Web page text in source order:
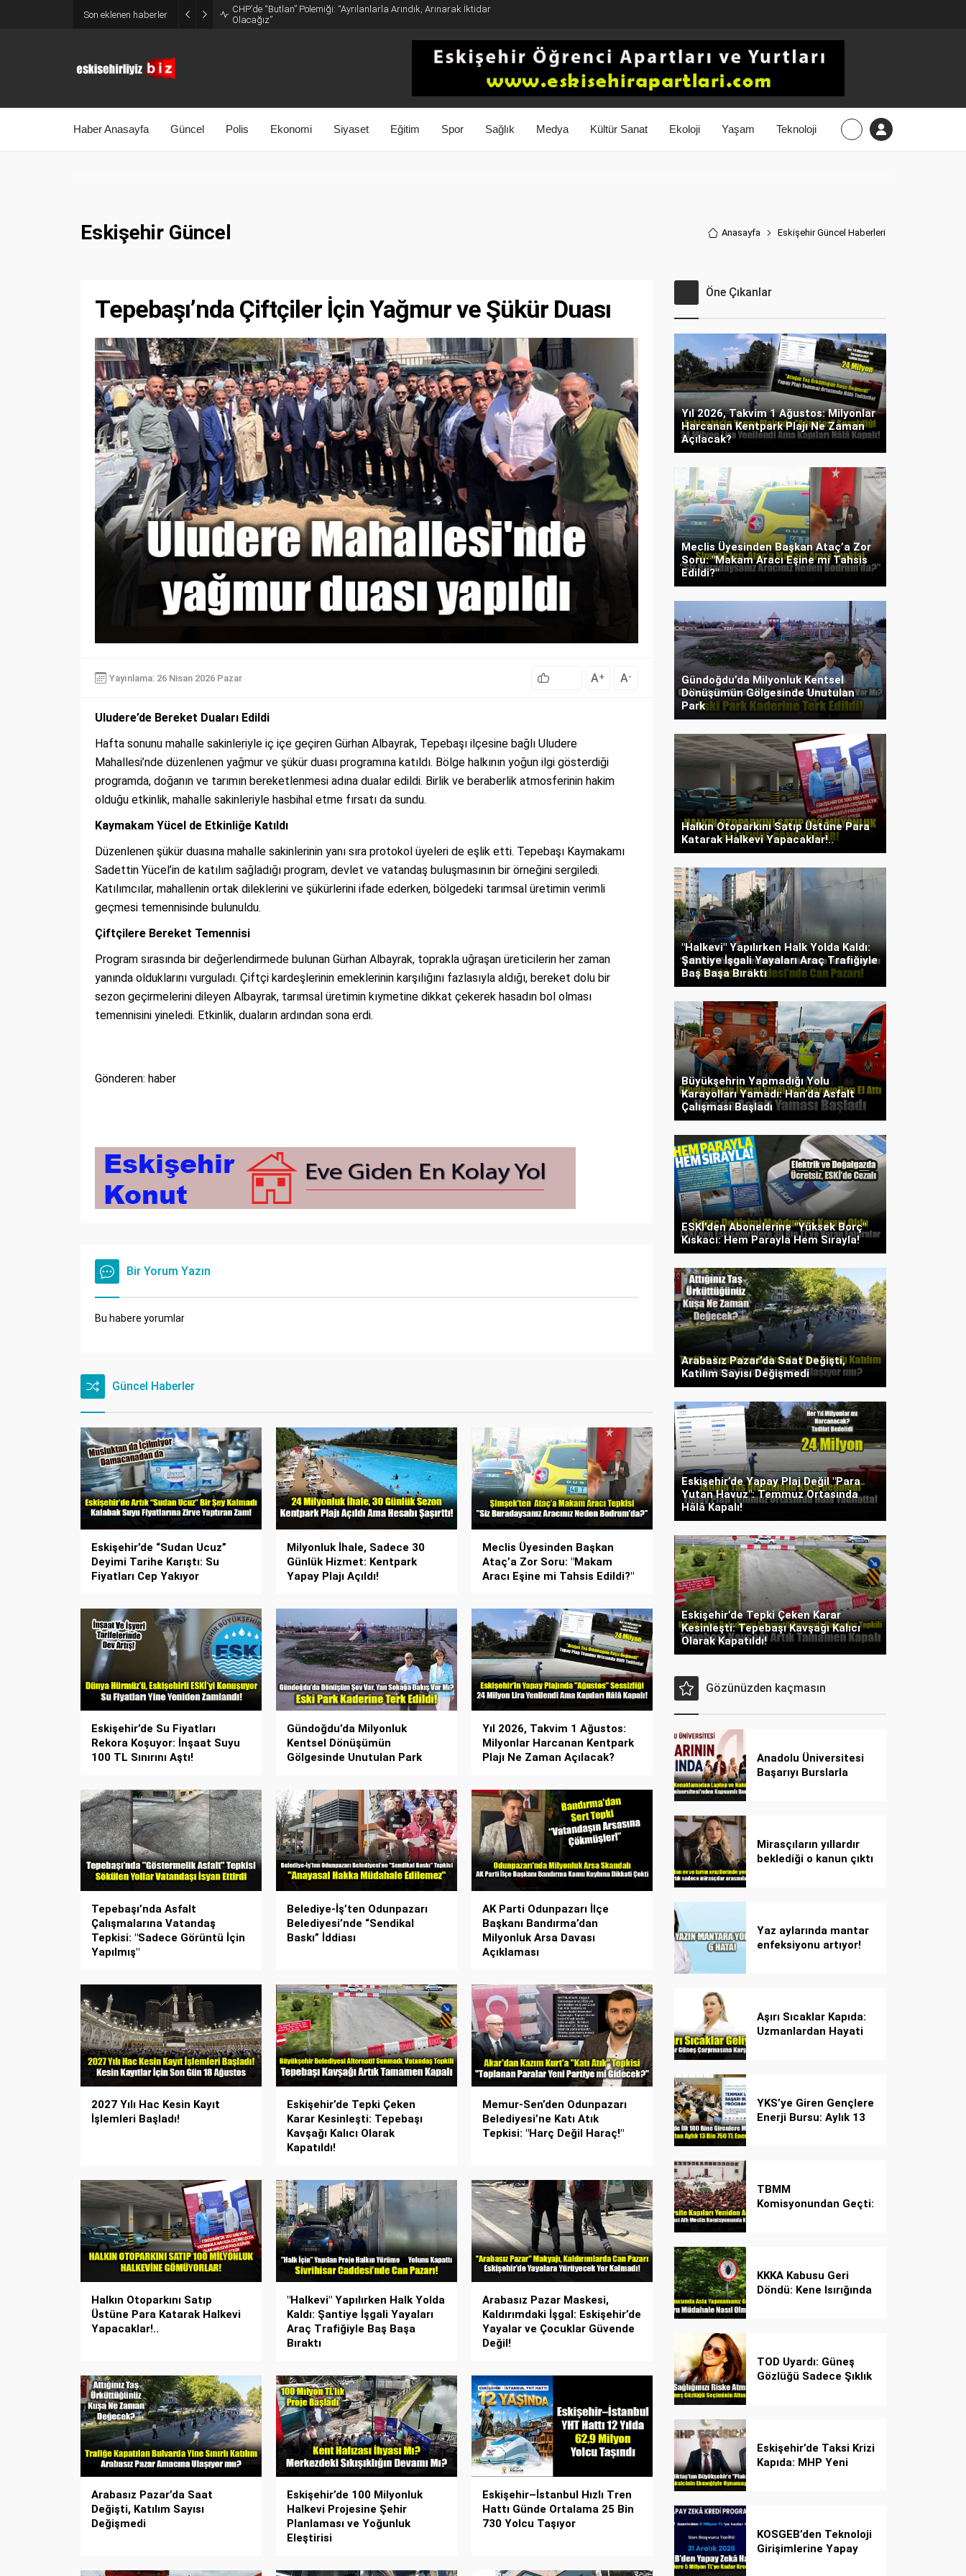
Son eklenen haberler
CHP’de “Butlan” Polemiği: “Ayrılanlarla Arındık, Arınarak İktidar
Olacağız”
Haber Anasayfa Güncel Polis Ekonomi Siyaset Eğitim Spor Sağlık Medya Kültür Sanat Ekoloji Yaşam Teknoloji
Eskişehir Güncel Anasayfa Eskişehir Güncel Haberleri
Tepebaşı’nda Çiftçiler İçin Yağmur ve Şükür Duası
Yayınlama: 26 Nisan 2026 Pazar A+ A-
Uludere’de Bereket Duaları Edildi
Hafta sonunu mahalle sakinleriyle iç içe geçiren Gürhan Albayrak, Tepebaşı ilçesine bağlı Uludere
Mahallesi’nde düzenlenen yağmur ve şükür duası programına katıldı. Bölge halkının yoğun ilgi gösterdiği
programda, doğanın ve tarımın bereketlenmesi adına dualar edildi. Birlik ve beraberlik atmosferinin hakim
olduğu etkinlik, mahalle sakinleriyle hasbihal etme fırsatı da sundu.
Kaymakam Yücel de Etkinliğe Katıldı
Düzenlenen şükür duasına mahalle sakinlerinin yanı sıra protokol üyeleri de eşlik etti. Tepebaşı Kaymakamı
Sadettin Yücel’in de katılım sağladığı program, devlet ve vatandaş buluşmasının bir örneğini sergiledi.
Katılımcılar, mahallenin ortak dileklerini ve şükürlerini ifade ederken, bölgedeki tarımsal üretimin verimli
geçmesi temennisinde bulunuldu.
Çiftçilere Bereket Temennisi
Program sırasında bir değerlendirmede bulunan Gürhan Albayrak, toprakla uğraşan üreticilerin her zaman
yanında olduklarını vurguladı. Çiftçi kardeşlerinin emeklerinin karşılığını fazlasıyla aldığı, bereket dolu bir
sezon geçirmelerini dileyen Albayrak, tarımsal üretimin kıymetine dikkat çekerek hasadın bol olması
temennisini yineledi. Etkinlik, duaların ardından sona erdi.
Gönderen: haber
Bir Yorum Yazın
Bu habere yorumlar
Güncel Haberler
Eskişehir’de “Sudan Ucuz”
Deyimi Tarihe Karıştı: Su
Fiyatları Cep Yakıyor
Milyonluk İhale, Sadece 30
Günlük Hizmet: Kentpark
Yapay Plajı Açıldı!
Meclis Üyesinden Başkan
Ataç’a Zor Soru: "Makam
Aracı Eşine mi Tahsis Edildi?"
Eskişehir’de Su Fiyatları
Rekora Koşuyor: İnşaat Suyu
100 TL Sınırını Aştı!
Gündoğdu’da Milyonluk
Kentsel Dönüşümün
Gölgesinde Unutulan Park
Yıl 2026, Takvim 1 Ağustos:
Milyonlar Harcanan Kentpark
Plajı Ne Zaman Açılacak?
Tepebaşı’nda Asfalt
Çalışmalarına Vatandaş
Tepkisi: "Sadece Görüntü İçin
Yapılmış"
Belediye-İş’ten Odunpazarı
Belediyesi’nde “Sendikal
Baskı” İddiası
AK Parti Odunpazarı İlçe
Başkanı Bandırma’dan
Milyonluk Arsa Davası
Açıklaması
2027 Yılı Hac Kesin Kayıt
İşlemleri Başladı!
Eskişehir’de Tepki Çeken
Karar Kesinleşti: Tepebaşı
Kavşağı Kalıcı Olarak
Kapatıldı!
Memur-Sen’den Odunpazarı
Belediyesi’ne Katı Atık
Tepkisi: "Harç Değil Haraç!"
Halkın Otoparkını Satıp
Üstüne Para Katarak Halkevi
Yapacaklar!..
"Halkevi" Yapılırken Halk Yolda
Kaldı: Şantiye İşgali Yayaları
Araç Trafiğiyle Baş Başa
Bıraktı
Arabasız Pazar Maskesi,
Kaldırımdaki İşgal: Eskişehir’de
Yayalar ve Çocuklar Güvende
Değil!
Arabasız Pazar’da Saat
Değişti, Katılım Sayısı
Değişmedi
Eskişehir’de 100 Milyonluk
Halkevi Projesine Şehir
Planlaması ve Yoğunluk
Eleştirisi
Eskişehir–İstanbul Hızlı Tren
Hattı Günde Ortalama 25 Bin
730 Yolcu Taşıyor
Öne Çıkanlar
Yıl 2026, Takvim 1 Ağustos: Milyonlar
Harcanan Kentpark Plajı Ne Zaman
Açılacak?
Meclis Üyesinden Başkan Ataç’a Zor
Soru: "Makam Aracı Eşine mi Tahsis
Edildi?"
Gündoğdu’da Milyonluk Kentsel
Dönüşümün Gölgesinde Unutulan
Park
Halkın Otoparkını Satıp Üstüne Para
Katarak Halkevi Yapacaklar!..
"Halkevi" Yapılırken Halk Yolda Kaldı:
Şantiye İşgali Yayaları Araç Trafiğiyle
Baş Başa Bıraktı
Büyükşehrin Yapmadığı Yolu
Karayolları Yamadı: Han’da Asfalt
Çalışması Başladı
ESKİ’den Abonelerine "Yüksek Borç"
Kıskacı: Hem Parayla Hem Sırayla!
Arabasız Pazar’da Saat Değişti,
Katılım Sayısı Değişmedi
Eskişehir’de Yapay Plaj Değil "Para
Yutan Havuz": Temmuz Ortasında
Hâlâ Kapalı!
Eskişehir’de Tepki Çeken Karar
Kesinleşti: Tepebaşı Kavşağı Kalıcı
Olarak Kapatıldı!
Gözünüzden kaçmasın
Anadolu Üniversitesi
Başarıyı Burslarla
Mirasçıların yıllardır
beklediği o kanun çıktı
Yaz aylarında mantar
enfeksiyonu artıyor!
Aşırı Sıcaklar Kapıda:
Uzmanlardan Hayati
YKS’ye Giren Gençlere
Enerji Bursu: Aylık 13
TBMM
Komisyonundan Geçti:
KKKA Kabusu Geri
Döndü: Kene Isırığında
TOD Uyardı: Güneş
Gözlüğü Sadece Şıklık
Eskişehir’de Taksi Krizi
Kapıda: MHP Yeni
KOSGEB’den Teknoloji
Girişimlerine Yapay